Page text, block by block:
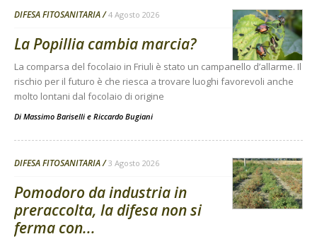
DIFESA FITOSANITARIA 4 Agosto 2026
La Popillia cambia marcia?
La comparsa del focolaio in Friuli è stato un campanello d’allarme. Il
rischio per il futuro è che riesca a trovare luoghi favorevoli anche
molto lontani dal focolaio di origine
Di Massimo Bariselli e Riccardo Bugiani
DIFESA FITOSANITARIA 3 Agosto 2026
Pomodoro da industria in
preraccolta, la difesa non si
ferma con...